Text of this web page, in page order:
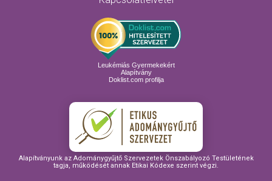
Leukémiás Gyermekekért
Alapítvány
Doklist.com profilja
Alapítványunk az Adománygyűjtő Szervezetek Önszabályozó Testületének
tagja, működését annak Etikai Kódexe szerint végzi.